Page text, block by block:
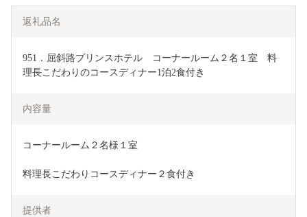
返礼品名
951．屈斜路プリンスホテル　コーナールーム２名１室　料
理長こだわりのコースディナー1泊2食付き
内容量
コーナールーム２名様１室
料理長こだわりコースディナー２食付き
提供者